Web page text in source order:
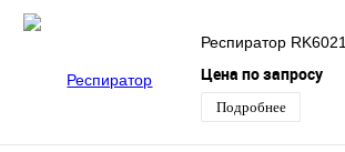
Респиратор RK6021
Цена по запросу
Подробнее